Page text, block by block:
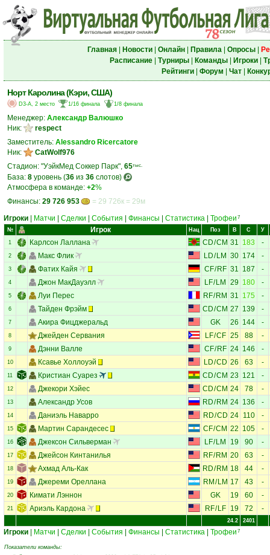
Главная| Новости| Онлайн| Правила| Опросы|
Расписание| Турниры| Команды| Игроки|
Рейтинги| Форум Чат|
Норт Каролина (Кэри, США)
D3-A, 2 место 1/16 финала 1/8 финала
Менеджер: Александр Валюшко
Ник:
respect
Заместитель: Alessandro Ricercatore
Ник:
CatWolf976
Стадион: "УэйкМед Соккер Парк", 65тыс.
База: 8 уровень (36 из 36 слотов)
Атмосфера в команде: +2%
Финансы: 29 726 953
= 29 726к = 29м
Игроки
Матчи Сделки События Финансы Статистика Трофеи 7
№ Игрок Нац Поз В С У
1 Карлсон Лаллана CD/CM 31 183 -
2 Макс Флик LD/ LM 30 174 -
3 Фатих Кайя CF/RF 31 187 -
4 Джон МакДауэлл LF/ LM 29 180 -
5 Луи Перес RF/ RM 31 175 -
6 Тайден Фрэйм CD/CM 27 139 -
7 Акира Фицджеральд GK 26 144 -
8 Джейден Сервания LF/CF 25 88 -
9 Дэнни Валле CF/RF 24 146 -
10 Ксавье Холлоуэй LD/CD 26 63 -
11 Кристиан Суарез CD/CM 23 121 -
12 Джекори Хэйес CD/CM 24 78 -
13 Александр Усов RD/ RM 24 136 -
14 Даниэль Наварро RD/CD 24 110 -
15 Мартин Сарандесес CF/CM 22 105 -
16 Джексон Сильверман LF/ LM 19 90 -
17 Джейсон Кинтанилья RF/ RM 20 63 -
18 Ахмад Аль-Как RD/ RM 18 44 -
19 Джереми Ореллана RM /LM 17 43 -
20 Кимати Лэннон GK 19 60 -
21 Ариэль Кардона RF/LF 19 72 -
24.2 2401
Игроки Матчи Сделки События Финансы Статистика Трофеи 7
Показатели команды: